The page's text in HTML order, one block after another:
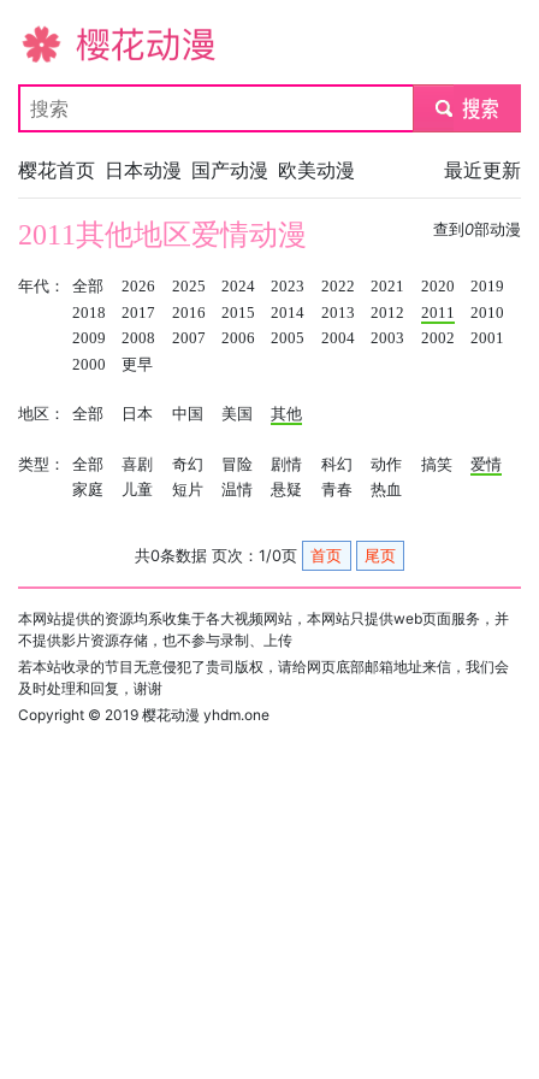
樱花动漫
submit
樱花首页 日本动漫 国产动漫 欧美动漫 最近更新
查到 0部动漫
2011其他地区爱情动漫
年代： 全部 2026 2025 2024 2023 2022 2021 2020
2019
2018
2017 2016 2015 2014 2013 2012 2011
2010
2009
2008 2007 2006 2005 2004 2003 2002
2001
2000
更早
地区： 全部 日本 中国 美国 其他
类型： 全部 喜剧 奇幻 冒险 剧情 科幻 动作 搞笑
爱情
家庭
儿童 短片 温情 悬疑 青春 热血
共0条数据 页次：1/0页 首页 尾页
本网站提供的资源均系收集于各大视频网站，本网站只提供web页面服务，并
不提供影片资源存储，也不参与录制、上传
若本站收录的节目无意侵犯了贵司版权，请给网页底部邮箱地址来信，我们会
及时处理和回复，谢谢
Copyright © 2019 樱花动漫 yhdm.one